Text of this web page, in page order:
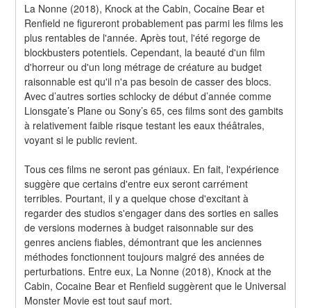
La Nonne (2018), Knock at the Cabin, Cocaine Bear et
Renfield ne figureront probablement pas parmi les films les
plus rentables de l'année. Après tout, l'été regorge de
blockbusters potentiels. Cependant, la beauté d'un film
d'horreur ou d'un long métrage de créature au budget
raisonnable est qu'il n'a pas besoin de casser des blocs.
Avec d’autres sorties schlocky de début d’année comme
Lionsgate’s Plane ou Sony’s 65, ces films sont des gambits
à relativement faible risque testant les eaux théâtrales,
voyant si le public revient.
Tous ces films ne seront pas géniaux. En fait, l'expérience
suggère que certains d'entre eux seront carrément
terribles. Pourtant, il y a quelque chose d'excitant à
regarder des studios s'engager dans des sorties en salles
de versions modernes à budget raisonnable sur des
genres anciens fiables, démontrant que les anciennes
méthodes fonctionnent toujours malgré des années de
perturbations. Entre eux, La Nonne (2018), Knock at the
Cabin, Cocaine Bear et Renfield suggèrent que le Universal
Monster Movie est tout sauf mort.